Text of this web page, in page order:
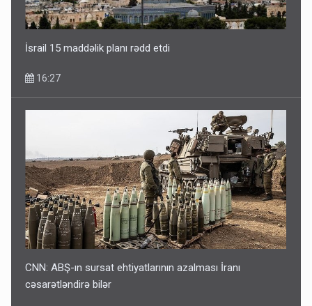
İsrail 15 maddəlik planı rədd etdi
16:27
CNN: ABŞ-ın sursat ehtiyatlarının azalması İranı
cəsarətləndirə bilər